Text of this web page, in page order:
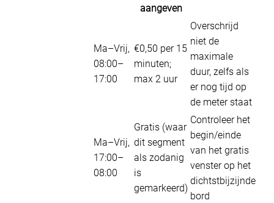
aangeven
Ma–Vrij,
08:00–
17:00
€0,50 per 15
minuten;
max 2 uur
Overschrijd
niet de
maximale
duur, zelfs als
er nog tijd op
de meter staat
Ma–Vrij,
17:00–
08:00
Gratis (waar
dit segment
als zodanig
is
gemarkeerd)
Controleer het
begin/einde
van het gratis
venster op het
dichtstbijzijnde
bord